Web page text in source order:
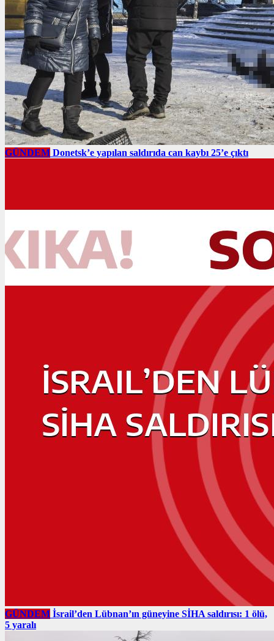
GÜNDEM Donetsk’e yapılan saldırıda can kaybı 25’e çıktı
GÜNDEM İsrail’den Lübnan’ın güneyine SİHA saldırısı: 1 ölü,
5 yaralı